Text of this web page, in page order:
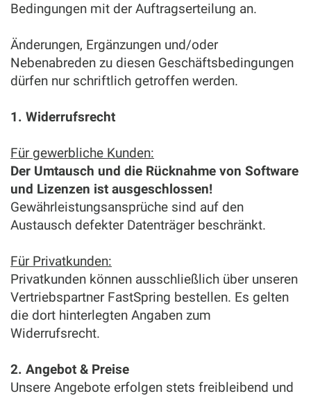
Bedingungen mit der Auftragserteilung an.
Änderungen, Ergänzungen und/oder
Nebenabreden zu diesen Geschäftsbedingungen
dürfen nur schriftlich getroffen werden.
1. Widerrufsrecht
Für gewerbliche Kunden:
Der Umtausch und die Rücknahme von Software
und Lizenzen ist ausgeschlossen!
Gewährleistungsansprüche sind auf den
Austausch defekter Datenträger beschränkt.
Für Privatkunden:
Privatkunden können ausschließlich über unseren
Vertriebspartner FastSpring bestellen. Es gelten
die dort hinterlegten Angaben zum
Widerrufsrecht.
2. Angebot & Preise
Unsere Angebote erfolgen stets freibleibend und